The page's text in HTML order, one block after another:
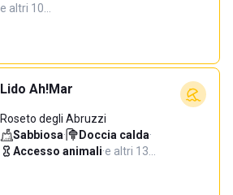
e altri 10…
Lido Ah!Mar
Roseto degli Abruzzi
Sabbiosa· Doccia calda·
Accesso animali·e altri 13…